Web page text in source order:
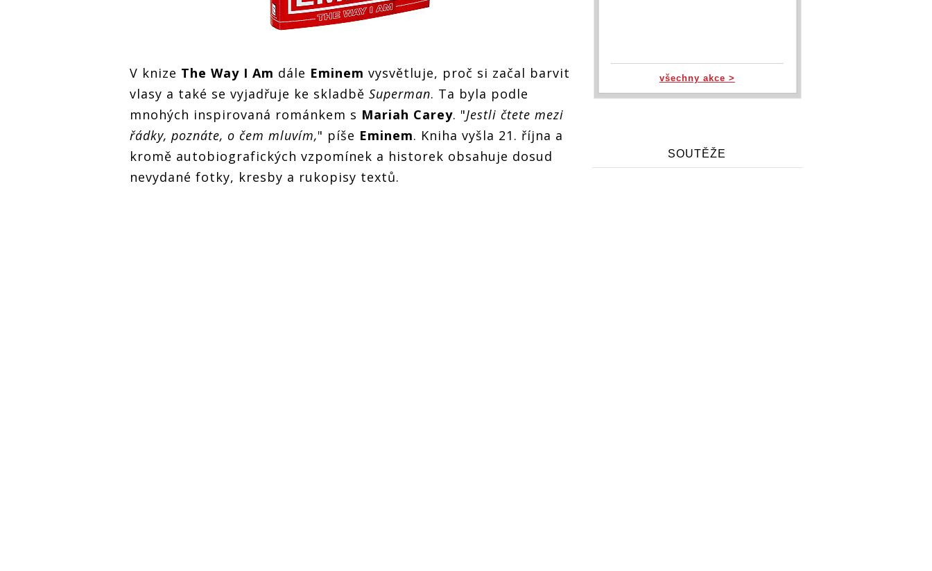
V knize The Way I Am dále Eminem vysvětluje, proč si začal barvit
vlasy a také se vyjadřuje ke skladbě Superman. Ta byla podle
mnohých inspirovaná románkem s Mariah Carey. "Jestli čtete mezi
řádky, poznáte, o čem mluvím," píše Eminem. Kniha vyšla 21. října a
kromě autobiografických vzpomínek a historek obsahuje dosud
nevydané fotky, kresby a rukopisy textů.
všechny akce >
SOUTĚŽE